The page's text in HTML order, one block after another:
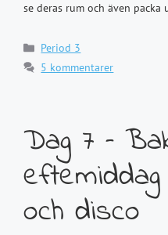
se deras rum och även
Kategorier
Period 3
5 kommentarer
Dag 7 –
och disco